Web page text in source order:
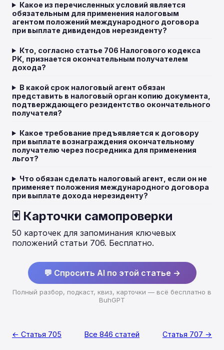
Какое из перечисленных условий является
обязательным для применения налоговым
агентом положений международного договора
при выплате дивидендов нерезиденту?
Кто, согласно статье 706 Налогового кодекса
РК, признается окончательным получателем
дохода?
В какой срок налоговый агент обязан
представить в налоговый орган копию документа,
подтверждающего резидентство окончательного
получателя?
Какое требование предъявляется к договору
при выплате вознаграждения окончательному
получателю через посредника для применения
льгот?
Что обязан сделать налоговый агент, если он не
применяет положения международного договора
при выплате дохода нерезиденту?
🃏 Карточки самопроверки
50 карточек для запоминания ключевых
положений статьи 706. Бесплатно.
💬 Спросить AI по этой статье →
Полный разбор, подкаст, квиз, карточки — всё бесплатно в
BuhGPT
← Статья 705 Все 846 статей Статья 707 →